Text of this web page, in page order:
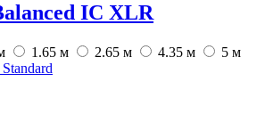
IC XLR
1.65 м 2.65 м 4.35 м
5 м